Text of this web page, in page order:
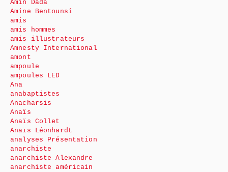
Amin Dada
Amine Bentounsi
amis
amis hommes
amis illustrateurs
Amnesty International
amont
ampoule
ampoules LED
Ana
anabaptistes
Anacharsis
Anaïs
Anaïs Collet
Anaïs Léonhardt
analyses Présentation
anarchiste
anarchiste Alexandre
anarchiste américain